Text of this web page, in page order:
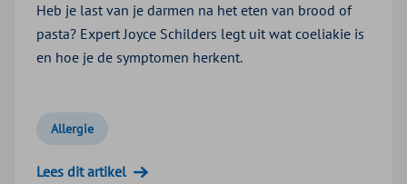
Heb je last van je darmen na het eten van brood of
pasta? Expert Joyce Schilders legt uit wat coeliakie is
en hoe je de symptomen herkent.
Allergie
Lees dit artikel